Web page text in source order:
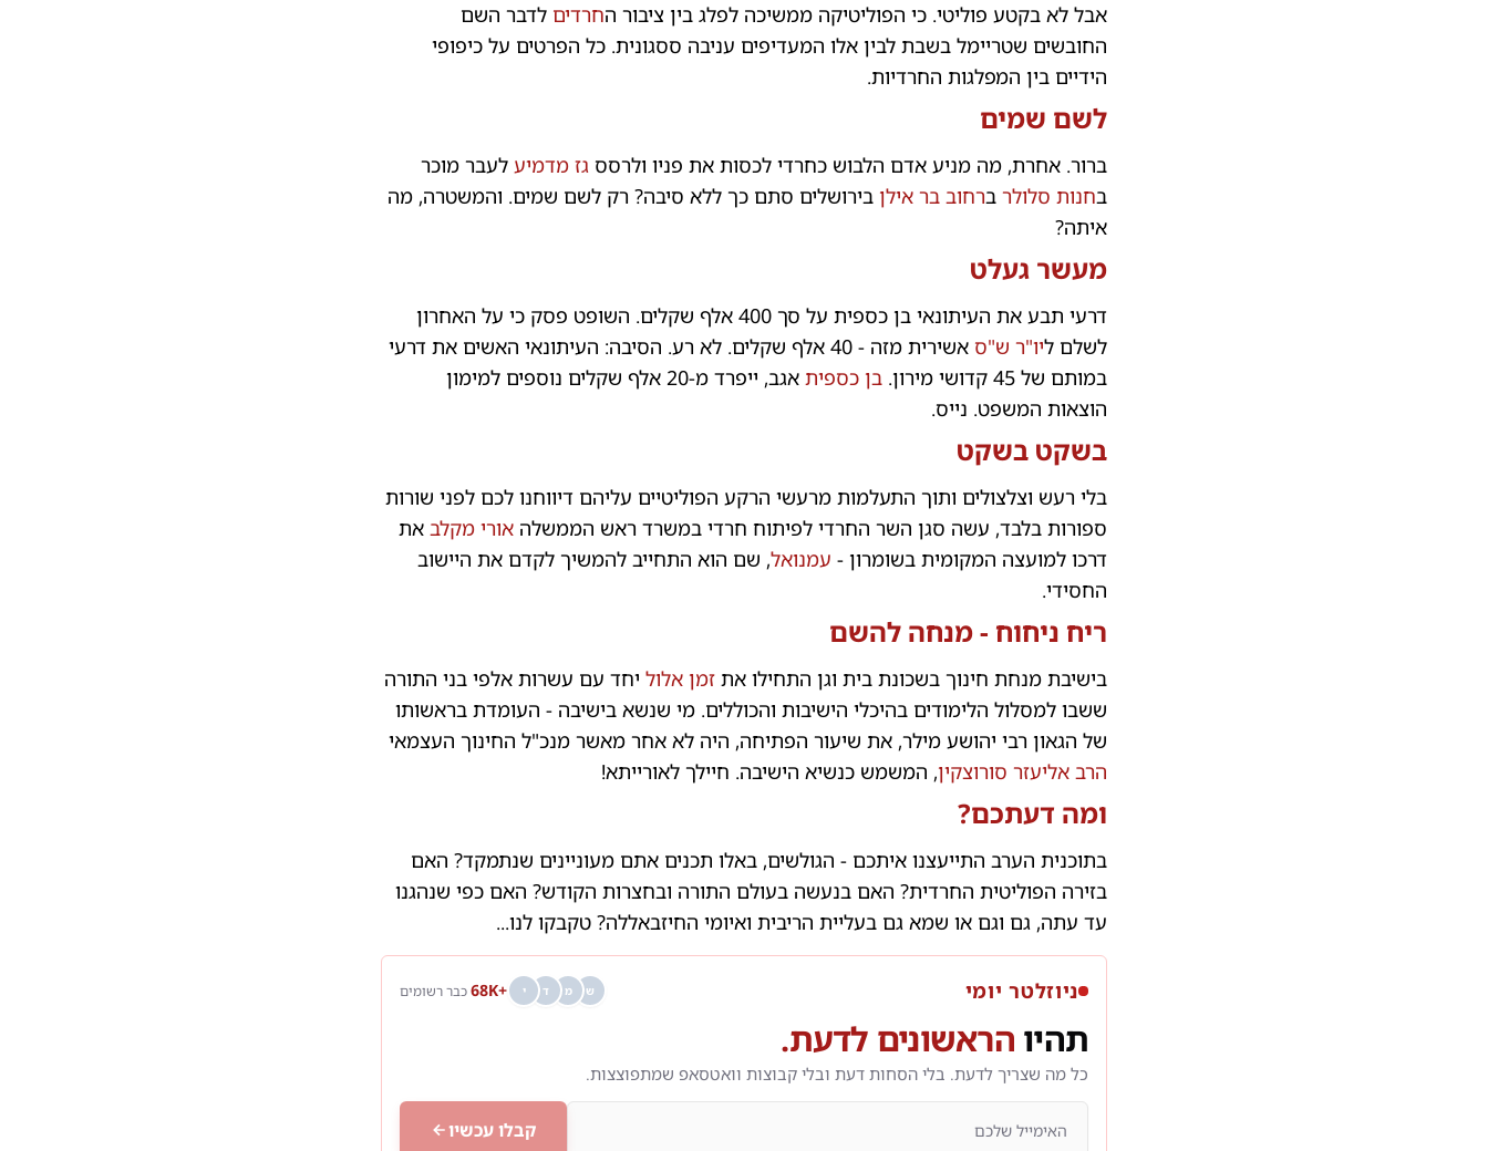
אבל לא בקטע פוליטי. כי הפוליטיקה ממשיכה לפלג בין ציבור החרדים לדבר השם
החובשים שטריימל בשבת לבין אלו המעדיפים עניבה ססגונית. כל הפרטים על כיפופי
הידיים בין המפלגות החרדיות.
לשם שמים
ברור. אחרת, מה מניע אדם הלבוש כחרדי לכסות את פניו ולרסס גז מדמיעלעבר מוכר
בחנות סלולרברחוב בר אילןבירושלים סתם כך ללא סיבה? רק לשם שמים. והמשטרה, מה
איתה?
מעשר געלט
דרעי תבע את העיתונאי בן כספית על סך 400 אלף שקלים. השופט פסק כי על האחרון
לשלם ליו"ר ש"ס
אשירית מזה - 40 אלף שקלים. לא רע. הסיבה: העיתונאי האשים את דרעי
במותם של 45 קדושי מירון.
בן כספית
אגב, ייפרד מ-20 אלף שקלים נוספים למימון
הוצאות המשפט. נייס.
בשקט בשקט
בלי רעש וצלצולים ותוך התעלמות מרעשי הרקע הפוליטיים עליהם דיווחנו לכם לפני שורות
ספורות בלבד, עשה סגן השר החרדי לפיתוח חרדי במשרד ראש הממשלה אורי מקלבאת
דרכו למועצה המקומית בשומרון - עמנואל, שם הוא התחייב להמשיך לקדם את היישוב
החסידי.
ריח ניחוח - מנחה להשם
בישיבת מנחת חינוך בשכונת בית וגן התחילו את זמן אלוליחד עם עשרות אלפי בני התורה
ששבו למסלול הלימודים בהיכלי הישיבות והכוללים. מי שנשא בישיבה - העומדת בראשותו
של הגאון רבי יהושע מילר, את שיעור הפתיחה, היה לא אחר מאשר מנכ"ל החינוך העצמאי
הרב אליעזר סורוצקין, המשמש כנשיא הישיבה. חיילך לאורייתא!
ומה דעתכם?
בתוכנית הערב התייעצנו איתכם - הגולשים, באלו תכנים אתם מעוניינים שנתמקד? האם
בזירה הפוליטית החרדית? האם בנעשה בעולם התורה ובחצרות הקודש? האם כפי שנהגנו
עד עתה, גם וגם או שמא גם בעליית הריבית ואיומי החיזבאללה? טקבקו לנו...
ניוזלטר יומי ש מ ד י +68K כבר רשומים
תהיו הראשונים לדעת.
כל מה שצריך לדעת. בלי הסחות דעת ובלי קבוצות וואטסאפ שמתפוצצות.
קבלו עכשיו